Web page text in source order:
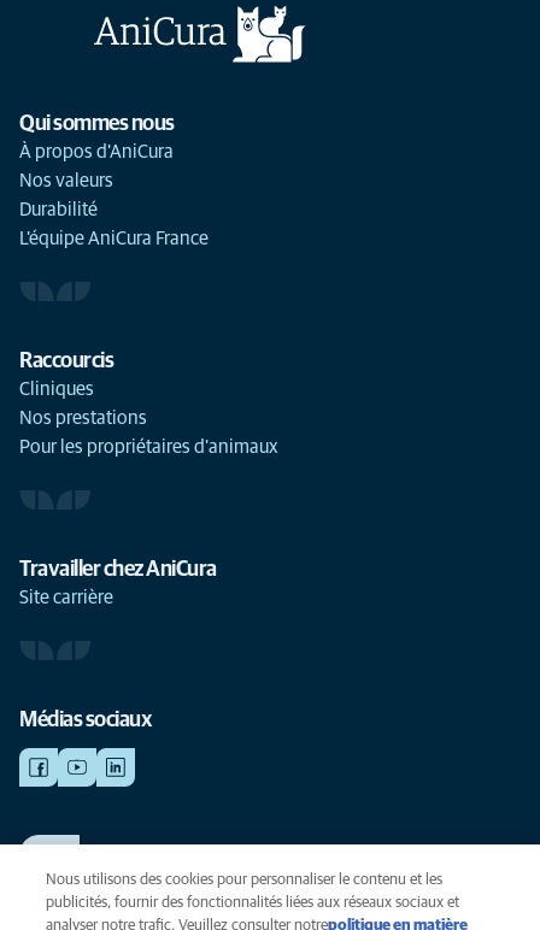
Qui sommes nous
À propos d'AniCura
Nos valeurs
Durabilité
L'équipe AniCura France
Raccourcis
Cliniques
Nos prestations
Pour les propriétaires d'animaux
Travailler chez AniCura
Site carrière
Médias sociaux
Voir nos offres d'emploi
Nous utilisons des cookies pour personnaliser le contenu et les
publicités, fournir des fonctionnalités liées aux réseaux sociaux et
analyser notre trafic. Veuillez consulter notrepolitique en matière